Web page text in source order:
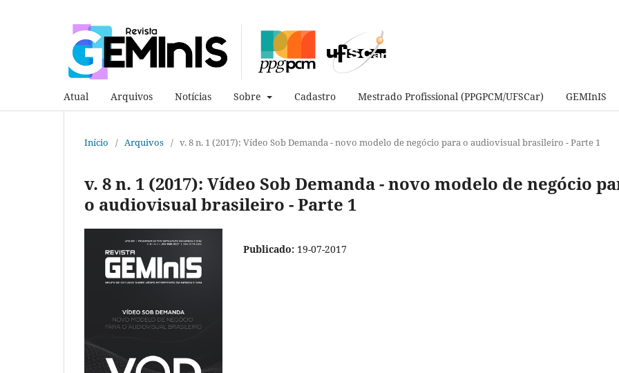
Atual Arquivos Notícias Sobre Cadastro Mestrado Profissional (PPGPCM/UFSCar) GEMInIS
Início / Arquivos / v. 8 n. 1 (2017): Vídeo Sob Demanda - novo modelo de negócio para o audiovisual brasileiro - Parte 1
v. 8 n. 1 (2017): Vídeo Sob Demanda - novo modelo de negócio
o audiovisual brasileiro - Parte 1
Publicado: 19-07-2017